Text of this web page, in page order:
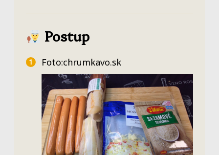
Postup
Foto:chrumkavo.sk